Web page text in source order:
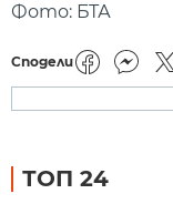
Фото: БТА
Сподели
ТОП 24